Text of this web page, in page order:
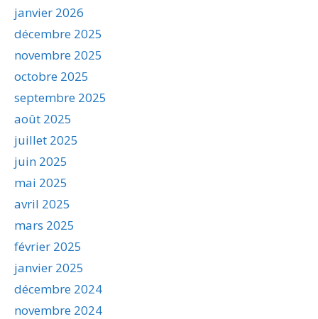
janvier 2026
décembre 2025
novembre 2025
octobre 2025
septembre 2025
août 2025
juillet 2025
juin 2025
mai 2025
avril 2025
mars 2025
février 2025
janvier 2025
décembre 2024
novembre 2024